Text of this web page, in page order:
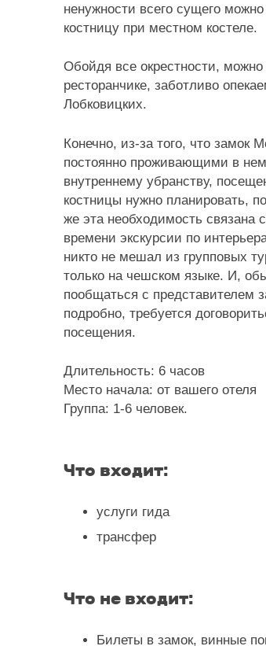
ненужности всего сущего
костницу при местном костеле.
Обойдя все окрестности,
ресторанчике, заботливо
Лобковицких.
Конечно, из-за того, что замок
постоянно проживающими в
внутреннему убранству,
костницы нужно планировать,
же эта необходимость связана
времени экскурсии по
никто не мешал из групповых
только на чешском языке. И,
пообщаться с представителем
подробно, требуется
посещения.
Длительность: 6 часов
Место начала: от вашего отеля
Группа: 1-6 человек.
Что входит:
услуги гида
трансфер
Что не входит:
Билеты в замок, винные